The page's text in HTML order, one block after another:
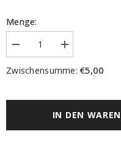
Menge:
verringern
für
Klemmfix
mit
Menge
erhöhen
für
Klemmfix
mit
Zwischensumme:€5,00
IN DEN